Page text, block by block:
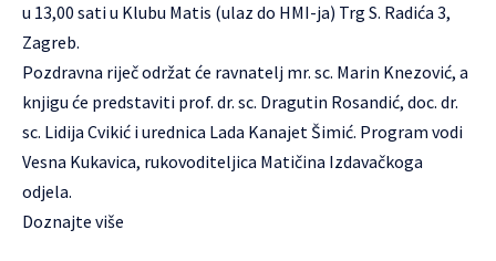
u 13,00 sati u Klubu Matis (ulaz do HMI-ja) Trg S. Radića 3,
Zagreb.
Pozdravna riječ održat će ravnatelj mr. sc. Marin Knezović, a
knjigu će predstaviti prof. dr. sc. Dragutin Rosandić, doc. dr.
sc. Lidija Cvikić i urednica Lada Kanajet Šimić. Program vodi
Vesna Kukavica, rukovoditeljica Matičina Izdavačkoga
odjela.
Doznajte više